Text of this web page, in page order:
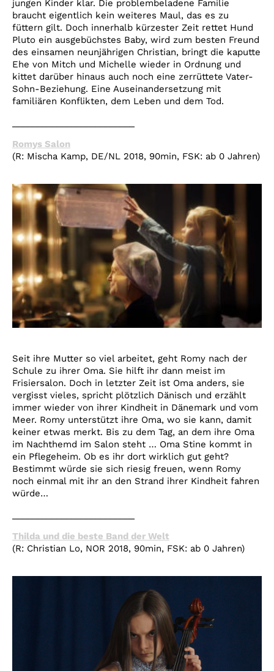
jungen Kinder klar. Die problembeladene Familie
braucht eigentlich kein weiteres Maul, das es zu
füttern gilt. Doch innerhalb kürzester Zeit rettet Hund
Pluto ein ausgebüchstes Baby, wird zum besten Freund
des einsamen neunjährigen Christian, bringt die kaputte
Ehe von Mitch und Michelle wieder in Ordnung und
kittet darüber hinaus auch noch eine zerrüttete Vater-
Sohn-Beziehung. Eine Auseinandersetzung mit
familiären Konflikten, dem Leben und dem Tod.
Romys Salon
(R: Mischa Kamp, DE/NL 2018, 90min, FSK: ab 0 Jahren)
Seit ihre Mutter so viel arbeitet, geht Romy nach der
Schule zu ihrer Oma. Sie hilft ihr dann meist im
Frisiersalon. Doch in letzter Zeit ist Oma anders, sie
vergisst vieles, spricht plötzlich Dänisch und erzählt
immer wieder von ihrer Kindheit in Dänemark und vom
Meer. Romy unterstützt ihre Oma, wo sie kann, damit
keiner etwas merkt. Bis zu dem Tag, an dem ihre Oma
im Nachthemd im Salon steht … Oma Stine kommt in
ein Pflegeheim. Ob es ihr dort wirklich gut geht?
Bestimmt würde sie sich riesig freuen, wenn Romy
noch einmal mit ihr an den Strand ihrer Kindheit fahren
würde…
Thilda und die beste Band der Welt
(R: Christian Lo, NOR 2018, 90min, FSK: ab 0 Jahren)